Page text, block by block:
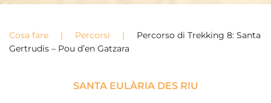
Cosa fare Percorsi
Percorso di Trekking 8: Santa
Gertrudis – Pou d’en Gatzara
SANTA EULÀRIA DES RIU